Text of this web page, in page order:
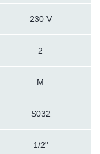
230 V
2
M
S032
1/2"